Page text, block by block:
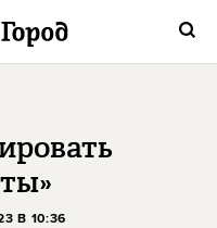
В 10:36